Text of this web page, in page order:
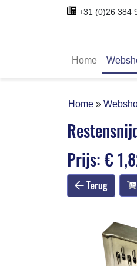
+31 (0)26 384
Home
Home
Prijs: €
Terug